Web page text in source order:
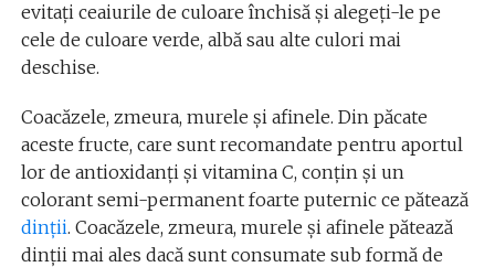
evitaţi ceaiurile de culoare închisă şi alegeţi-le pe
cele de culoare verde, albă sau alte culori mai
deschise.
Coacăzele, zmeura, murele şi afinele. Din păcate
aceste fructe, care sunt recomandate pentru aportul
lor de antioxidanţi şi vitamina C, conţin şi un
colorant semi-permanent foarte puternic ce pătează
dinţii. Coacăzele, zmeura, murele şi afinele pătează
dinţii mai ales dacă sunt consumate sub formă de